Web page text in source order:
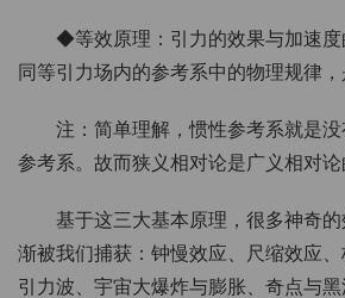
◆等效原理：引力的效果与加速度
同等引力场内的参考系中的物理规律，
注：简单理解，惯性参考系就是
参考系。故而狭义相对论是广义相对论
基于这三大基本原理，很多神奇
渐被我们捕获：钟慢效应、尺缩效应、
引力波、宇宙大爆炸与膨胀、奇点与